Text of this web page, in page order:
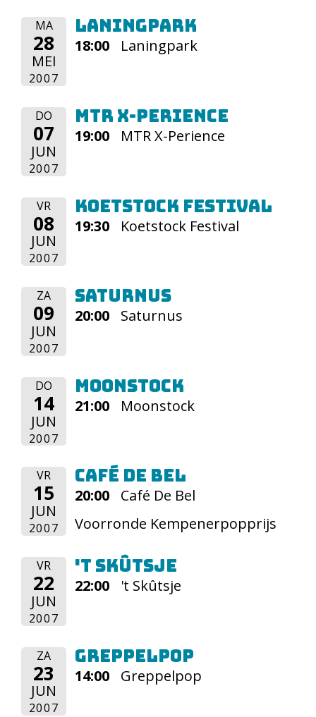
MA
28
MEI
2007
Laningpark
18:00 Laningpark
DO
07
JUN
2007
MTR X-Perience
19:00 MTR X-Perience
VR
08
JUN
2007
Koetstock Festival
19:30 Koetstock Festival
ZA
09
JUN
2007
Saturnus
20:00 Saturnus
DO
14
JUN
2007
Moonstock
21:00 Moonstock
VR
15
JUN
2007
Café De Bel
20:00
Café De Bel
Voorronde Kempenerpopprijs
VR
22
JUN
2007
't Skûtsje
22:00 't Skûtsje
ZA
23
JUN
2007
Greppelpop
14:00 Greppelpop